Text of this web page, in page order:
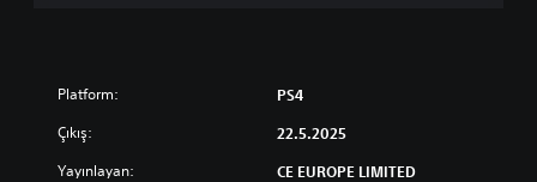
Platform: PS4
Çıkış: 22.5.2025
Yayınlayan: CE EUROPE LIMITED